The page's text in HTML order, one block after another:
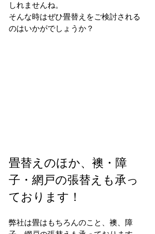
しれませんね。
そんな時はぜひ畳替えをご検討される
のはいかがでしょうか？
畳替えのほか、襖・障
子・網戸の張替えも承っ
ております！
弊社は畳はもちろんのこと、襖、障